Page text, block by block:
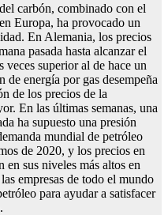
carbón, combinado con el
Europa, ha provocado un
En Alemania, los precios
pasada hasta alcanzar el
veces superior al de hace un
de energía por gas desempeña
de los precios de la
En las últimas semanas, una
ha supuesto una presión
mundial de petróleo
de 2020, y los precios en
en sus niveles más altos en
empresas de todo el mundo
para ayudar a satisfacer